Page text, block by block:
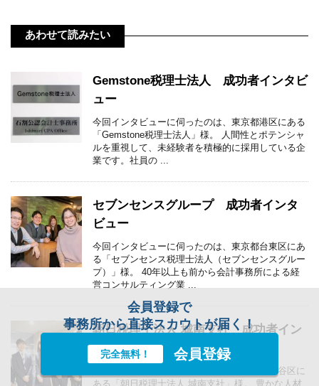
あわせて読みたい
Gemstone税理士法人 成功者インタビ
ュー
今回インタビューに伺ったのは、東京都港区にある
「Gemstone税理士法人」様。 人間性とポテンシャ
ルを重視して、未経験者を積極的に採用している企
業です。社員の ...
セブンセンスグループ 成功者インタ
ビュー
今回インタビューに伺ったのは、東京都台東区にあ
る「セブンセンス税理士法人（セブンセンスグルー
プ）」様。 40年以上も前から会計事務所による経
営コンサルティング業 ...
朝日税理士法人 城南支社 成功者イン
タビュー
今回インタビューに伺ったのは、東京都世田谷区に
ある「朝日税理士法人 城南支社」様。 豊かな人材
会員登録で
事務所から直接スカウトが届く！
完全無料！ 会員登録